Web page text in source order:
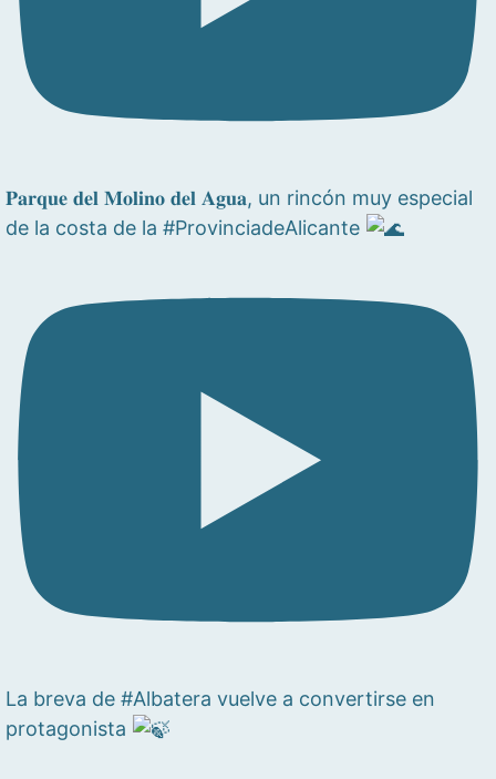
𝐏𝐚𝐫𝐪𝐮𝐞 𝐝𝐞𝐥 𝐌𝐨𝐥𝐢𝐧𝐨 𝐝𝐞𝐥 𝐀𝐠𝐮𝐚, un rincón muy especial
de la costa de la #ProvinciadeAlicante
La breva de #Albatera vuelve a convertirse en
protagonista